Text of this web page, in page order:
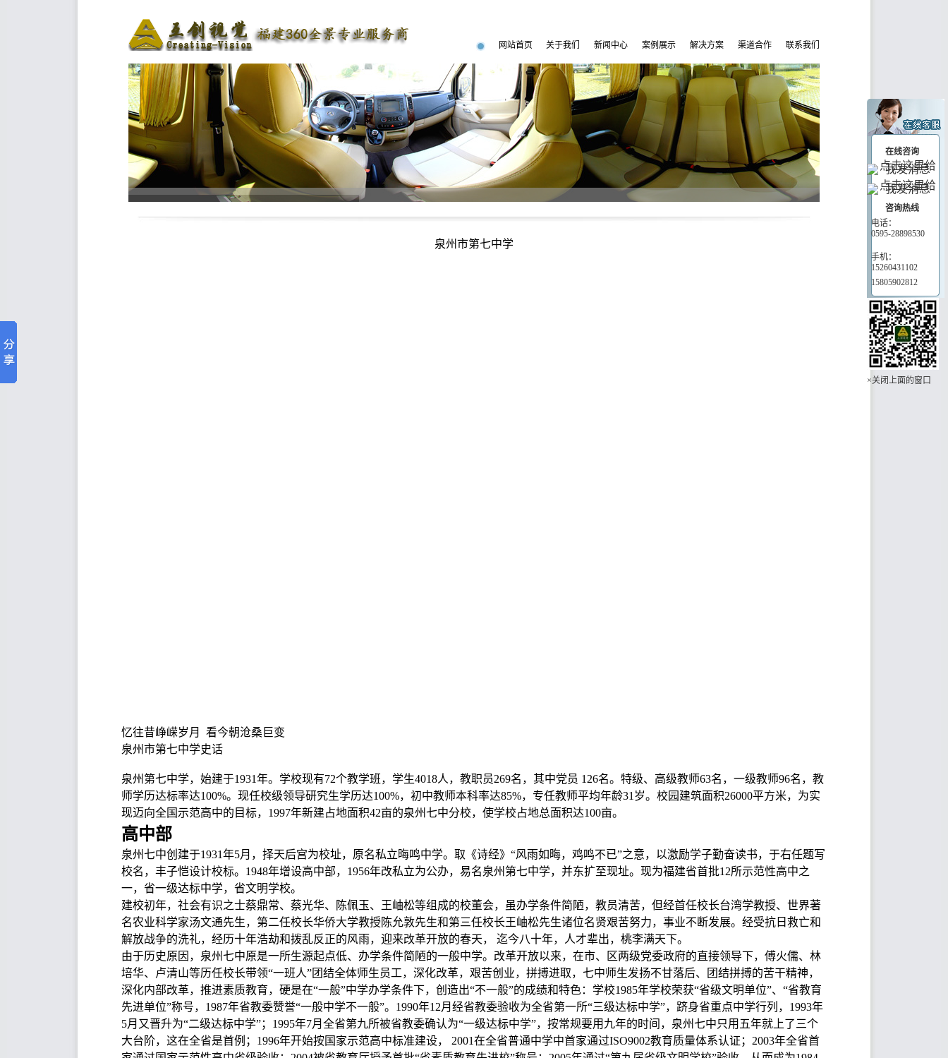
在线咨询
咨询热线
电话：
0595-28898530
手机：
15260431102
15805902812
×关闭上面的窗口
网站首页 关于我们 新闻中心 案例展示 解决方案 渠道合作 联系我们
泉州市第七中学
忆往昔峥嵘岁月 看今朝沧桑巨变
泉州市第七中学史话
泉州第七中学，始建于1931年。学校现有72个教学班，学生4018人，教职员269名，其中党员 126名。特级、高级教师63名，一级教师96名，教
师学历达标率达100%。现任校级领导研究生学历达100%，初中教师本科率达85%，专任教师平均年龄31岁。校园建筑面积26000平方米，为实
现迈向全国示范高中的目标，1997年新建占地面积42亩的泉州七中分校，使学校占地总面积达100亩。
高中部
泉州七中创建于1931年5月，择天后宫为校址，原名私立晦鸣中学。取《诗经》“风雨如晦，鸡鸣不已”之意，以激励学子勤奋读书，于右任题写
校名，丰子恺设计校标。1948年增设高中部，1956年改私立为公办，易名泉州第七中学，并东扩至现址。现为福建省首批12所示范性高中之
一，省一级达标中学，省文明学校。
建校初年，社会有识之士蔡鼎常、蔡光华、陈佩玉、王岫松等组成的校董会，虽办学条件简陋，教员清苦，但经首任校长台湾学教授、世界著
名农业科学家汤文通先生，第二任校长华侨大学教授陈允敦先生和第三任校长王岫松先生诸位名贤艰苦努力，事业不断发展。经受抗日救亡和
解放战争的洗礼，经历十年浩劫和拨乱反正的风雨，迎来改革开放的春天， 迄今八十年，人才辈出，桃李满天下。
由于历史原因，泉州七中原是一所生源起点低、办学条件简陋的一般中学。改革开放以来，在市、区两级党委政府的直接领导下，傅火儒、林
培华、卢清山等历任校长带领“一班人”团结全体师生员工，深化改革，艰苦创业，拼搏进取，七中师生发扬不甘落后、团结拼搏的苦干精神，
深化内部改革，推进素质教育，硬是在“一般”中学办学条件下，创造出“不一般”的成绩和特色：学校1985年学校荣获“省级文明单位”、“省教育
先进单位”称号，1987年省教委赞誉“一般中学不一般”。1990年12月经省教委验收为全省第一所“三级达标中学”，跻身省重点中学行列，1993年
5月又晋升为“二级达标中学”；1995年7月全省第九所被省教委确认为“一级达标中学”，按常规要用九年的时间，泉州七中只用五年就上了三个
大台阶，这在全省是首例；1996年开始按国家示范高中标准建设， 2001在全省普通中学中首家通过ISO9002教育质量体系认证；2003年全省首